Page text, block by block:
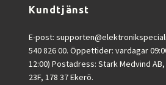
Kundtjänst
E-post:
540 826 00. Öppettider: vardagar
12:00) Postadress: Stark Medvind
23F, 178 37 Ekerö.